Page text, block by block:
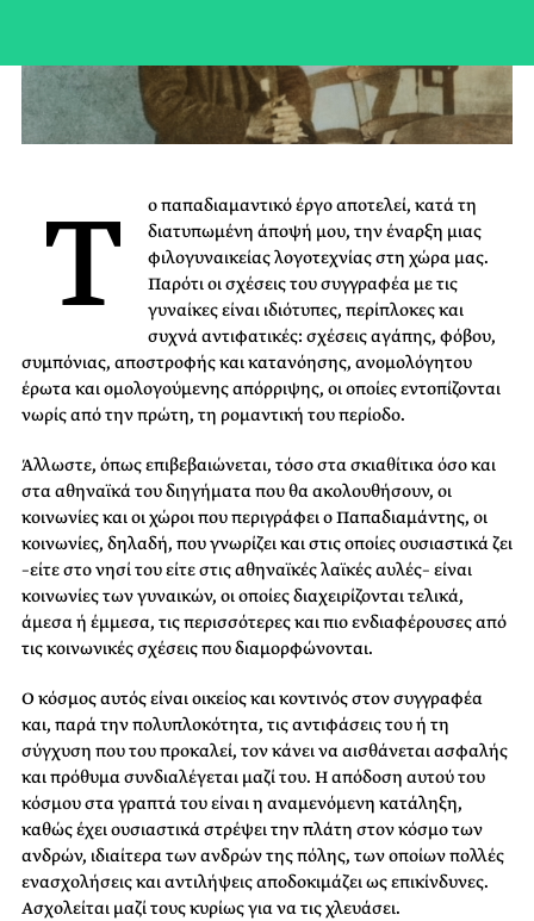
T
ο παπαδιαμαντικό έργο αποτελεί, κατά τη
διατυπωμένη άποψή μου, την έναρξη μιας
φιλογυναικείας λογοτεχνίας στη χώρα μας.
Παρότι οι σχέσεις του συγγραφέα με τις
γυναίκες είναι ιδιότυπες, περίπλοκες και
συχνά αντιφατικές: σχέσεις αγάπης, φόβου,
συμπόνιας, αποστροφής και κατανόησης, ανομολόγητου
έρωτα και ομολογούμενης απόρριψης, οι οποίες εντοπίζονται
νωρίς από την πρώτη, τη ρομαντική του περίοδο.
Άλλωστε, όπως επιβεβαιώνεται, τόσο στα σκιαθίτικα όσο και
στα αθηναϊκά του διηγήματα που θα ακολουθήσουν, οι
κοινωνίες και οι χώροι που περιγράφει ο Παπαδιαμάντης, οι
κοινωνίες, δηλαδή, που γνωρίζει και στις οποίες ουσιαστικά ζει
–είτε στο νησί του είτε στις αθηναϊκές λαϊκές αυλές– είναι
κοινωνίες των γυναικών, οι οποίες διαχειρίζονται τελικά,
άμεσα ή έμμεσα, τις περισσότερες και πιο ενδιαφέρουσες από
τις κοινωνικές σχέσεις που διαμορφώνονται.
Ο κόσμος αυτός είναι οικείος και κοντινός στον συγγραφέα
και, παρά την πολυπλοκότητα, τις αντιφάσεις του ή τη
σύγχυση που του προκαλεί, τον κάνει να αισθάνεται ασφαλής
και πρόθυμα συνδιαλέγεται μαζί του. Η απόδοση αυτού του
κόσμου στα γραπτά του είναι η αναμενόμενη κατάληξη,
καθώς έχει ουσιαστικά στρέψει την πλάτη στον κόσμο των
ανδρών, ιδιαίτερα των ανδρών της πόλης, των οποίων πολλές
ενασχολήσεις και αντιλήψεις αποδοκιμάζει ως επικίνδυνες.
Ασχολείται μαζί τους κυρίως για να τις χλευάσει.